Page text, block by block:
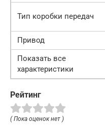
Тип коробки передач
Привод
Показать все
характеристики
Рейтинг
( Пока оценок нет )